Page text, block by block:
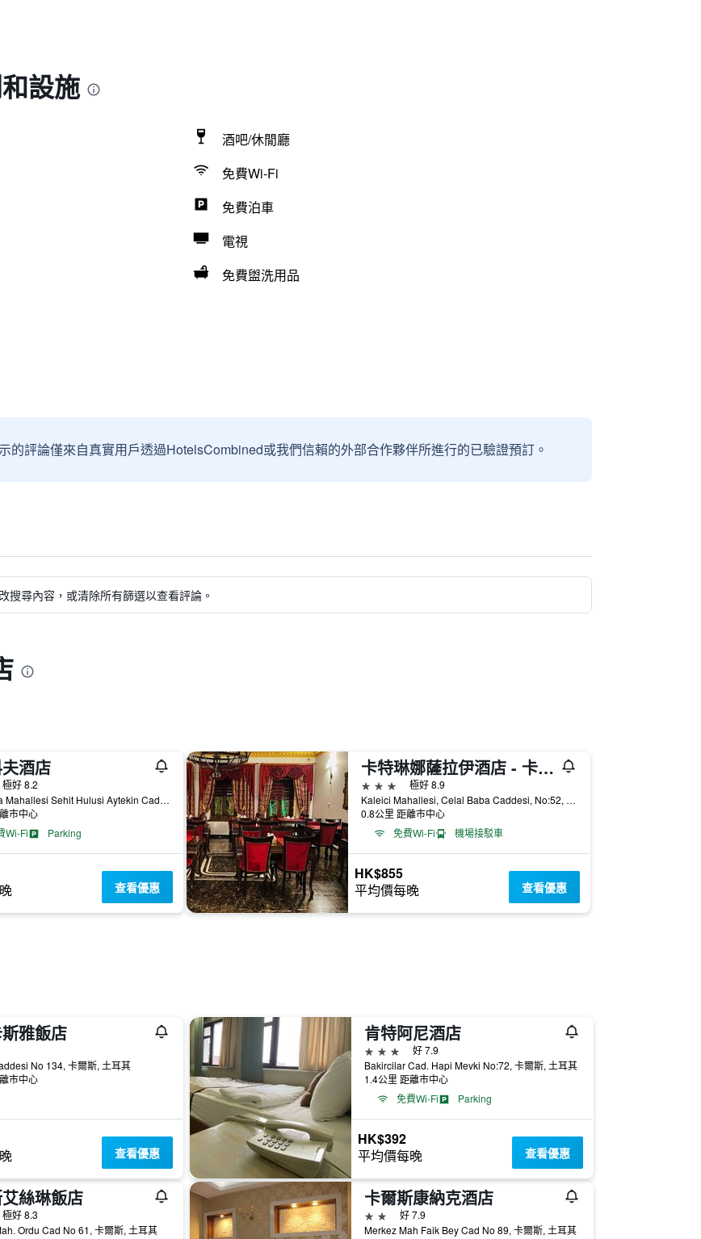
設施
酒吧/休閒廳
免費Wi-Fi
免費泊車
電視
免費盥洗用品
的評論僅來自真實用戶透過HotelsCombined或我們信賴的外部合作夥伴所進行的已驗證預訂。
搜尋內容，或清除所有篩選以查看評論。
酒店
極好 8.2
Yusuf Pasa Mahallesi Sehit Hulusi Aytekin Caddesi No:63 Kars / Merkez, 卡爾斯, 土耳其
市中心
Wi-Fi
Parking
查看優惠
卡特琳娜薩拉伊酒店 - 卡爾斯
3星級
極好 8.9
Kaleici Mahallesi, Celal Baba Caddesi, No:52, 卡爾斯, 土耳其
0.8公里 距離市中心
免費Wi-Fi
機場接駁車
HK$855
平均價每晚 查看優惠
雅飯店
No 134, 卡爾斯, 土耳其
市中心
查看優惠
肯特阿尼酒店
3星級
好 7.9
Bakircilar Cad. Hapi Mevki No:72, 卡爾斯, 土耳其
1.4公里 距離市中心
免費Wi-Fi
Parking
HK$392
平均價每晚 查看優惠
絲琳飯店
極好 8.3
Ordu Cad No 61, 卡爾斯, 土耳其
卡爾斯康納克酒店
2星級
好 7.9
Merkez Mah Faik Bey Cad No 89, 卡爾斯, 土耳其